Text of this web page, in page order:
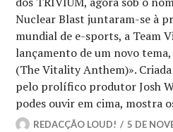
Nuclear Blast juntaram-se à
mundial de e-sports, a Team
lançamento de um novo
(The Vitality Anthem)».
pelo prolífico produtor Josh
podes ouvir em cima, mostra
REDACÇÃO LOUD! 5 DE